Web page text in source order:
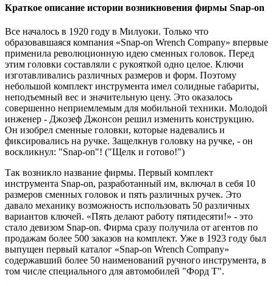
Краткое описание истории возникновения фирмы Snap-on
Все началось в 1920 году в Милуоки. Только что
образовавшаяся компания «Snap-on Wrench Company» впервые
применила революционную идею сменных головок. Перед
этим головки составляли с рукояткой одно целое. Ключи
изготавливались различных размеров и форм. Поэтому
небольшой комплект инструмента имел солидные габариты,
неподъемный вес и значительную цену. Это оказалось
совершенно неприемлемым для мобильной техники. Молодой
инженер - Джозеф Джонсон решил изменить конструкцию.
Он изобрел сменные головки, которые надевались и
фиксировались на ручке. Защелкнув головку на ручке, - он
воскликнул: "Snap-on"! ("Щелк и готово!")
Так возникло название фирмы. Первый комплект
инструмента Snap-on, разработанный им, включал в себя 10
размеров сменных головок и пять различных ручек. Это
давало механику возможность использовать 50 различных
вариантов ключей. «Пять делают работу пятидесяти!» - это
стало девизом Snap-on. Фирма сразу получила от агентов по
продажам более 500 заказов на комплект. Уже в 1923 году был
выпущен первый каталог «Snap-on Wrench Company»
содержавший более 50 наименований ручного инструмента, в
том числе специального для автомобилей "Форд Т".